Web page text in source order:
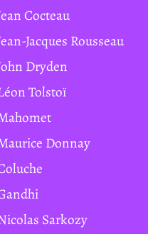
Jean Cocteau
Jean-Jacques Rousseau
John Dryden
Léon Tolstoï
Mahomet
Maurice Donnay
Coluche
Gandhi
Nicolas Sarkozy